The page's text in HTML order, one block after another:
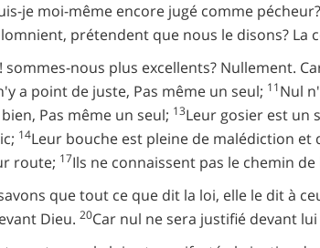
je moi-même encore jugé comme pécheur?
prétendent que nous le disons? La
sommes-nous plus excellents? Nullement.
a point de juste, Pas même un seul; 11Nul
Pas même un seul; 13Leur gosier est un
14Leur bouche est pleine de malédiction et
route; 17Ils ne connaissent pas le chemin de
que tout ce que dit la loi, elle le dit à
Dieu. 20Car nul ne sera justifié devant